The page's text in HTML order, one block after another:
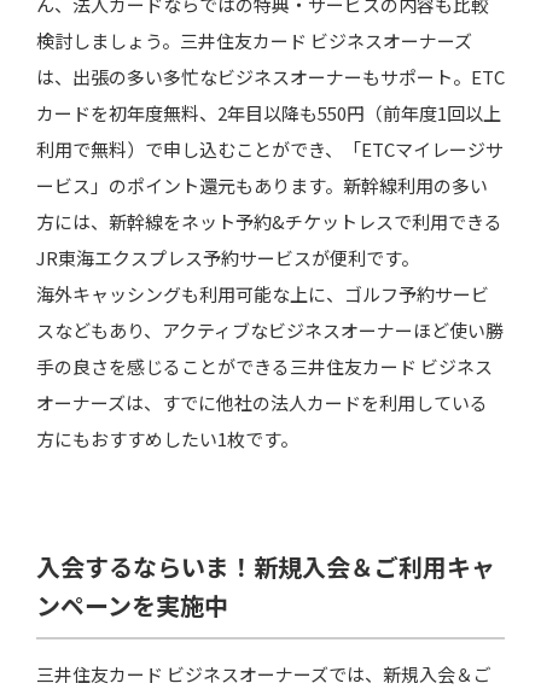
検討しましょう。三井住友カード ビジネスオーナーズ
は、出張の多い多忙なビジネスオーナーもサポート。ETC
カードを初年度無料、2年目以降も550円（前年度1回以上
利用で無料）で申し込むことができ、「ETCマイレージサ
ービス」のポイント還元もあります。新幹線利用の多い
方には、新幹線をネット予約&チケットレスで利用できる
JR東海エクスプレス予約サービスが便利です。
海外キャッシングも利用可能な上に、ゴルフ予約サービ
スなどもあり、アクティブなビジネスオーナーほど使い勝
手の良さを感じることができる三井住友カード ビジネス
オーナーズは、すでに他社の法人カードを利用している
方にもおすすめしたい1枚です。
入会するならいま！新規入会＆ご利用キャ
ンペーンを実施中
三井住友カード ビジネスオーナーズでは、新規入会＆ご